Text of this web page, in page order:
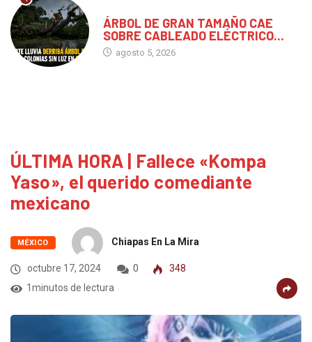
ÁRBOL DE GRAN TAMAÑO CAE
SOBRE CABLEADO ELÉCTRICO...
agosto 5, 2026
ÚLTIMA HORA | Fallece «Kompa
Yaso», el querido comediante
mexicano
MÉXICO Chiapas En La Mira
octubre 17, 2024 0
348
1minutos de lectura